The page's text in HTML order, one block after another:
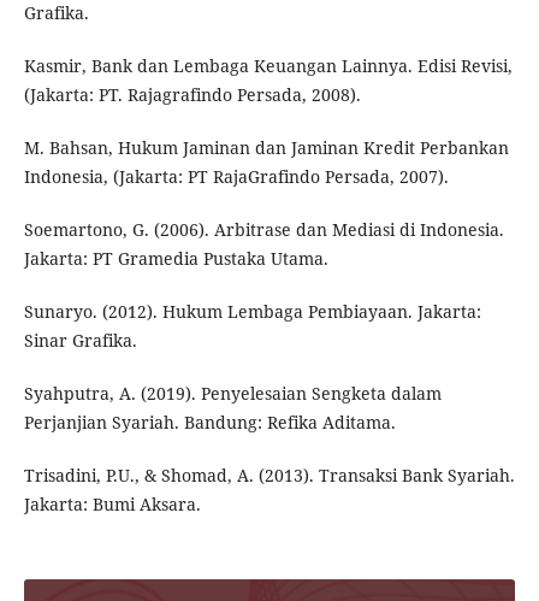
Grafika.
Kasmir, Bank dan Lembaga Keuangan Lainnya. Edisi Revisi,
(Jakarta: PT. Rajagrafindo Persada, 2008).
M. Bahsan, Hukum Jaminan dan Jaminan Kredit Perbankan
Indonesia, (Jakarta: PT RajaGrafindo Persada, 2007).
Soemartono, G. (2006). Arbitrase dan Mediasi di Indonesia.
Jakarta: PT Gramedia Pustaka Utama.
Sunaryo. (2012). Hukum Lembaga Pembiayaan. Jakarta:
Sinar Grafika.
Syahputra, A. (2019). Penyelesaian Sengketa dalam
Perjanjian Syariah. Bandung: Refika Aditama.
Trisadini, P.U., & Shomad, A. (2013). Transaksi Bank Syariah.
Jakarta: Bumi Aksara.